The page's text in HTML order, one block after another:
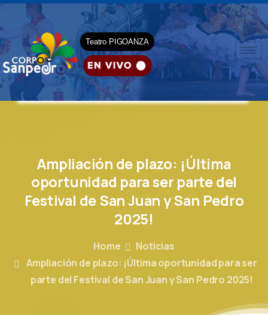
Teatro PIGOANZA
Ampliación de plazo: ¡Última
oportunidad paraser partedel
Festival deSanJuanySan Pedro
2025!
Home
Noticias
Ampliación de plazo: ¡Última oportunidad para ser
parte del Festival de San Juan y San Pedro 2025!